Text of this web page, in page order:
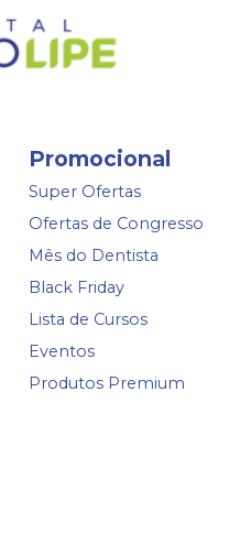
Promocional
Super Ofertas
Ofertas de Congresso
Mês do Dentista
Black Friday
Lista de Cursos
Eventos
Produtos Premium